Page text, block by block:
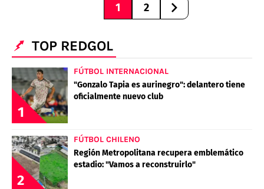
1 2
TOP REDGOL
1
FÚTBOL INTERNACIONAL
"Gonzalo Tapia es aurinegro": delantero tiene
oficialmente nuevo club
2
FÚTBOL CHILENO
Región Metropolitana recupera emblemático
estadio: "Vamos a reconstruirlo"